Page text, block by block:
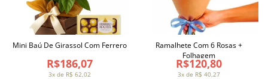
3x de R$ 62,02
R$186,07
Mini Baú De Girassol Com Ferrero
3x de R$ 40,27
R$120,80
Ramalhete Com 6 Rosas +
Folhagem